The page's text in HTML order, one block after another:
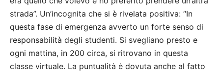
strada”. Un’incognita che si è rivelata positiva: “In
questa fase di emergenza avverto un forte senso di
responsabilità degli studenti. Si svegliano presto e
ogni mattina, in 200 circa, si ritrovano in questa
classe virtuale. La puntualità è dovuta anche al fatto